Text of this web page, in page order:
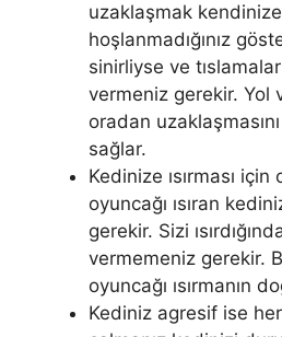
uzaklaşmak
hoşlanmadığınız
sinirliyse ve
vermeniz gerekir. Yol
oradan
sağlar.
Kedinize ısırması
oyuncağı ısıran
gerekir. Sizi
vermemeniz gerekir.
oyuncağı ısırmanın
Kediniz agresif ise her